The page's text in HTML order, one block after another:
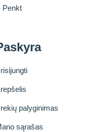
Penkt
palyginimas
sąrašas